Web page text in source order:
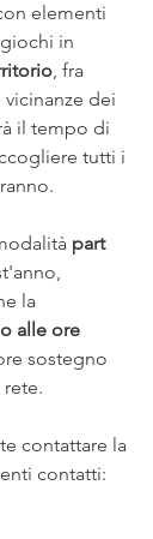
elementi
in
, fra
dei
il tempo di
tutti i
part
la
alle ore
sostegno
contattare la
contatti: